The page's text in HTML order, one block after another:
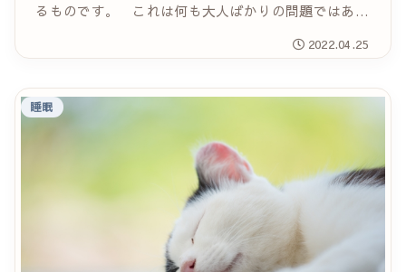
るものです。 これは何も大人ばかりの問題ではあり
にとっても重要なことなのです。 もし、あなたの
2022.04.25
睡眠